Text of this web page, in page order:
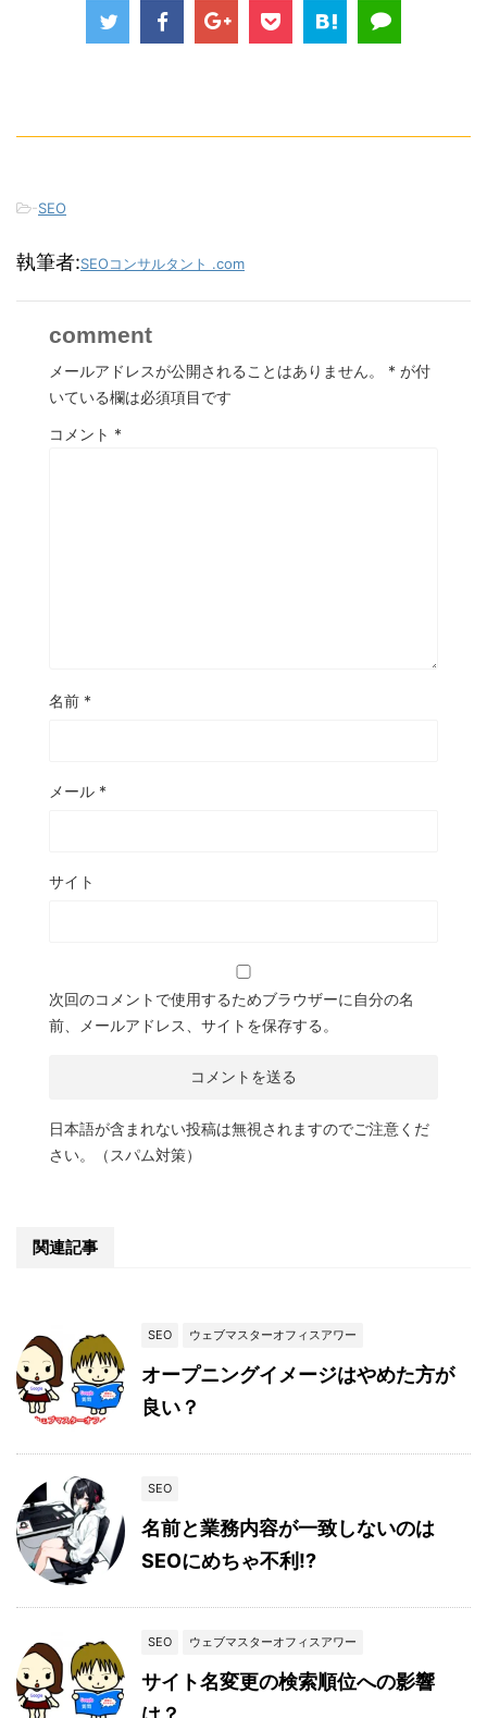
-SEO
執筆者:SEOコンサルタント .com
comment
メールアドレスが公開されることはありません。 * が付
いている欄は必須項目です
コメント *
名前 *
メール *
サイト
次回のコメントで使用するためブラウザーに自分の名
前、メールアドレス、サイトを保存する。
日本語が含まれない投稿は無視されますのでご注意くだ
さい。（スパム対策）
関連記事
SEO ウェブマスターオフィスアワー
オープニングイメージはやめた方が
良い？
SEO
名前と業務内容が一致しないのは
SEOにめちゃ不利!?
SEO ウェブマスターオフィスアワー
サイト名変更の検索順位への影響